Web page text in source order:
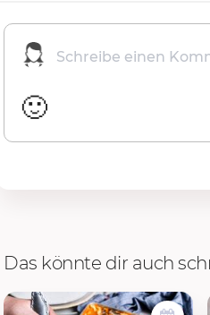
🙂
Das könnte dir auch